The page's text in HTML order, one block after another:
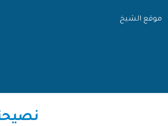
موقع الشيخ